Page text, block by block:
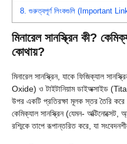
8. গুরুত্বপূর্ণ লিংকগুলি (Important
মিনারেল সানস্ক্রিন কী?
কোথায়?
মিনারেল সানস্ক্রিন, যাকে ফিজিক্যাল
Oxide) ও টাইটানিয়াম ডাইঅক্সাইড
উপর একটি প্রতিরক্ষা মূলক স্তর তৈরি
কেমিক্যাল সানস্ক্রিন (যেমন-
রশ্মিকে তাপে রূপান্তরিত করে, যা